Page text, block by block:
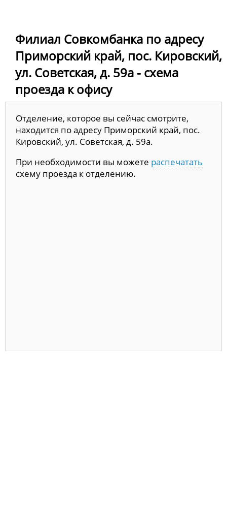
Филиал Совкомбанка по адресу
Приморский край, пос. Кировский,
ул. Советская, д. 59а - схема
проезда к офису
Отделение, которое вы сейчас смотрите,
находится по адресу Приморский край, пос.
Кировский, ул. Советская, д. 59а.
При необходимости вы можете распечатать
схему проезда к отделению.